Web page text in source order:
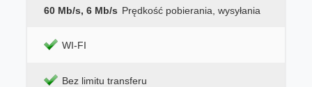
60 Mb/s, 6 Mb/s Prędkość pobierania, wysyłania
WI-FI
Bez limitu transferu